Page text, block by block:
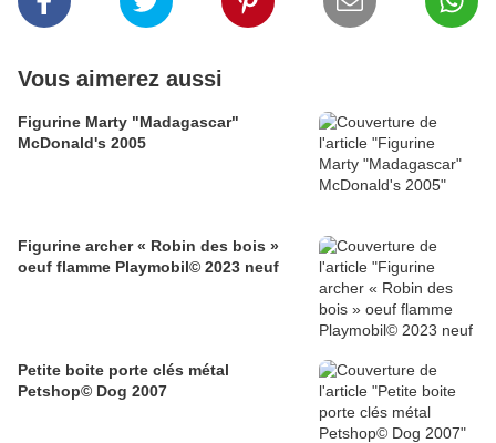
Vous aimerez aussi
Figurine Marty "Madagascar"
McDonald's 2005
Figurine archer « Robin des bois »
oeuf flamme Playmobil© 2023 neuf
Petite boite porte clés métal
Petshop© Dog 2007